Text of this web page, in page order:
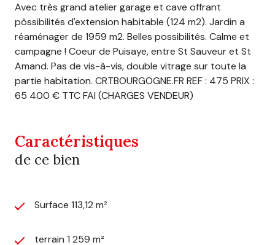
Avec très grand atelier garage et cave offrant
pôssibilités d'extension habitable (124 m2). Jardin a
réaménager de 1959 m2. Belles possibilités. Calme et
campagne ! Coeur de Puisaye, entre St Sauveur et St
Amand. Pas de vis-à-vis, double vitrage sur toute la
partie habitation. CRTBOURGOGNE.FR REF : 475 PRIX :
65 400 € TTC FAI (CHARGES VENDEUR)
Caractéristiques
de ce bien
Surface 113,12 m²
terrain 1 259 m²